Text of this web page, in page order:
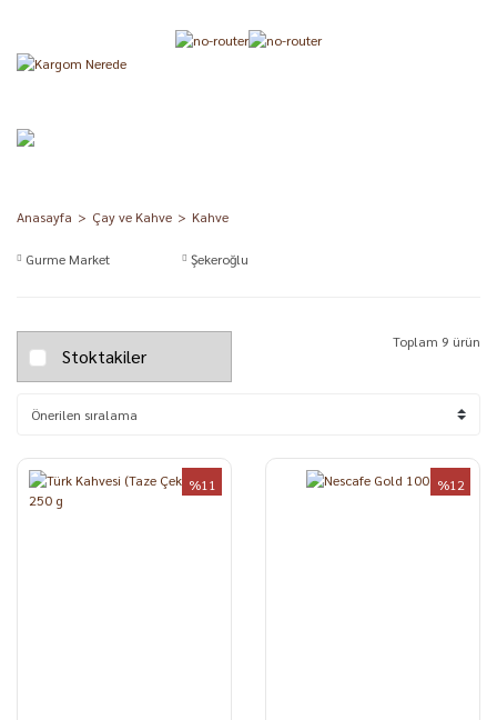
Anasayfa Çay ve Kahve Kahve
Gurme Market Şekeroğlu
Stoktakiler
Toplam 9 ürün
%11 %12